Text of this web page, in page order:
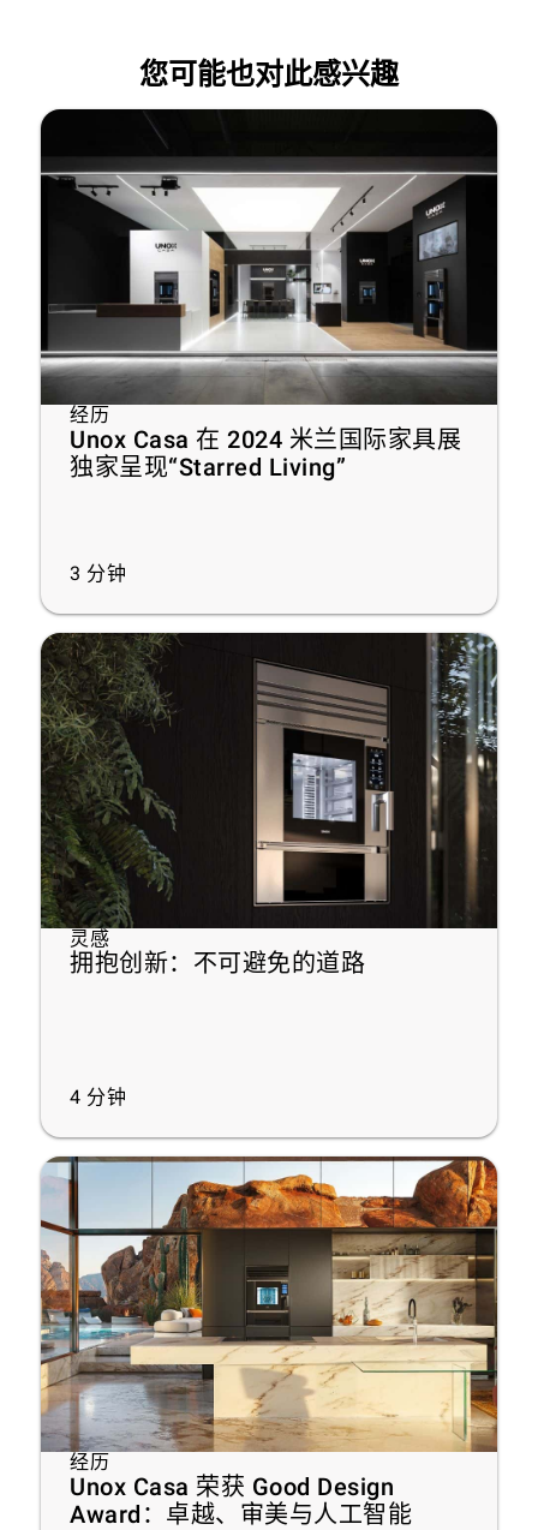
您可能也对此感兴趣
经历
Unox Casa 在 2024 米兰国际家具展
独家呈现“Starred Living”
3 分钟
灵感
拥抱创新：不可避免的道路
4 分钟
经历
Unox Casa 荣获 Good Design
Award：卓越、审美与人工智能